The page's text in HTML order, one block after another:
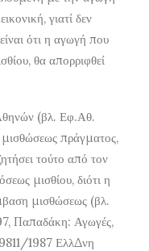
γιατί δεν
ότι η αγωγή που
θα απορριφθεί
(βλ. Εφ.Αθ.
πράγματος,
τούτο από τον
μισθίου, διότι η
μισθώσεως (βλ.
Παπαδάκη: Αγωγές,
1987 ΕλλΔνη